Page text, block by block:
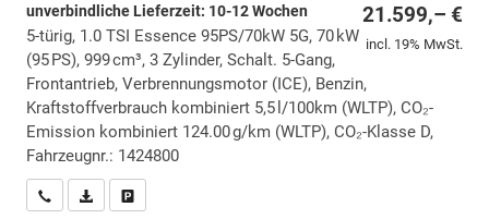
21.599,– €
incl. 19% MwSt.
unverbindliche Lieferzeit: 10-12 Wochen
5-türig, 1.0 TSI Essence 95PS/70kW 5G, 70 kW
(95 PS), 999 cm³, 3 Zylinder, Schalt. 5-Gang,
Frontantrieb, Verbrennungsmotor (ICE), Benzin,
Kraftstoffverbrauch kombiniert 5,5 l/100km (WLTP), CO₂-
Emission kombiniert 124.00 g/km (WLTP), CO₂-Klasse D,
Fahrzeugnr.: 1424800
Wir rufen Sie anPDF-Datei, Fahrzeugexposé drucken